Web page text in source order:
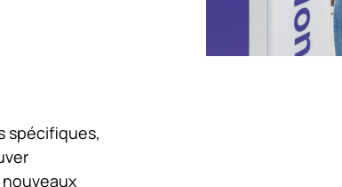
spécifiques,